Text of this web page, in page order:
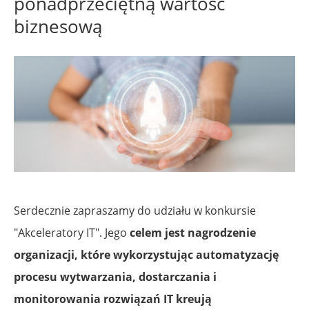
biznesową
Serdecznie zapraszamy do udziału w konkursie
"Akceleratory IT". Jego celem jest nagrodzenie
organizacji, które wykorzystując automatyzację
procesu wytwarzania, dostarczania i
monitorowania rozwiązań IT kreują